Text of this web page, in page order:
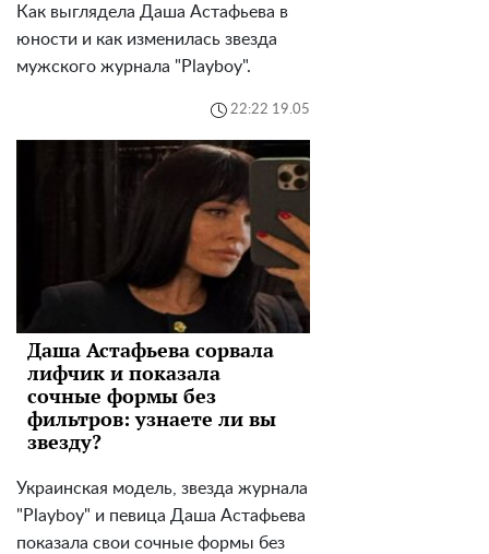
Как выглядела Даша Астафьева в
юности и как изменилась звезда
мужского журнала "Playboy".
22:22 19.05
Даша Астафьева сорвала
лифчик и показала
сочные формы без
фильтров: узнаете ли вы
звезду?
Украинская модель, звезда журнала
"Playboy" и певица Даша Астафьева
показала свои сочные формы без